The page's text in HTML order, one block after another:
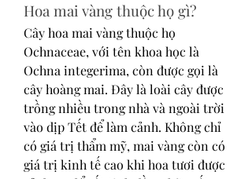
Hoa mai vàng thuộc họ gì?
Cây hoa mai vàng thuộc họ
Ochnaceae, với tên khoa học là
Ochna integerima, còn được gọi là
cây hoàng mai. Đây là loài cây được
trồng nhiều trong nhà và ngoài trời
vào dịp Tết để làm cảnh. Không chỉ
có giá trị thẩm mỹ, mai vàng còn có
giá trị kinh tế cao khi hoa tươi được